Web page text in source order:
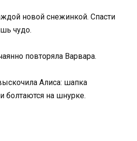
новой снежинкой. Спасти
чудо.
повторяла Варвара.
Алиса: шапка
болтаются на шнурке.